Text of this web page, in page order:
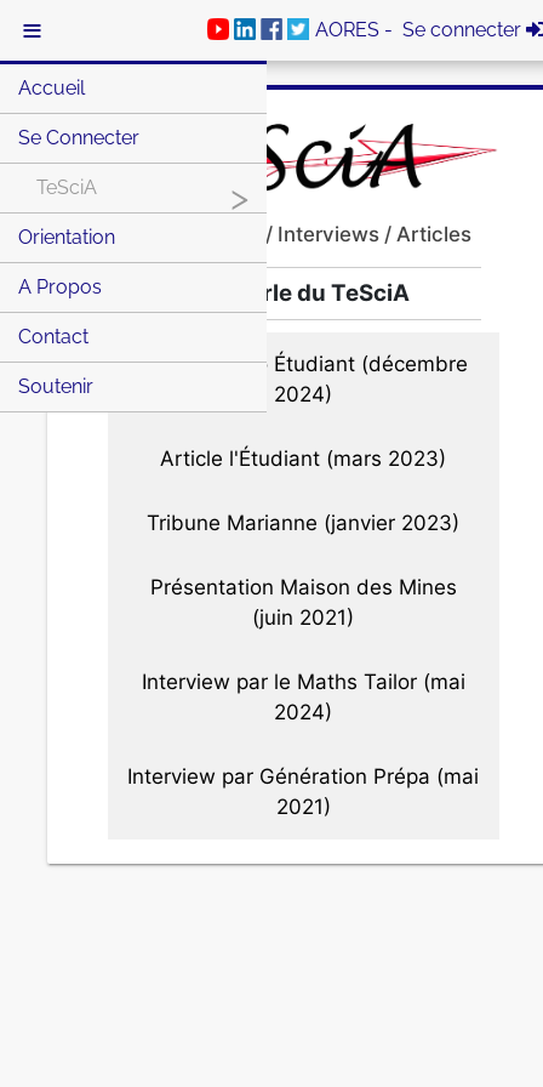
≡
Accueil
Se Connecter
TeSciA >
Orientation
A Propos
Contact
Soutenir
AORES - Se connecter
Conférences / Interviews / Articles
On parle du TeSciA
Article Figaro Étudiant (décembre
2024)
Article l'Étudiant (mars 2023)
Tribune Marianne (janvier 2023)
Présentation Maison des Mines
(juin 2021)
Interview par le Maths Tailor (mai
2024)
Interview par Génération Prépa (mai
2021)